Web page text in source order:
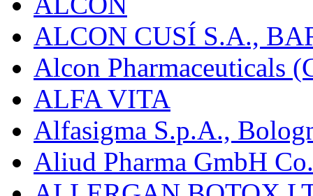
ALCON CUSÍ S.A.,
Alcon Pharmaceuticals
ALFA VITA
Alfasigma S.p.A.,
Aliud Pharma GmbH